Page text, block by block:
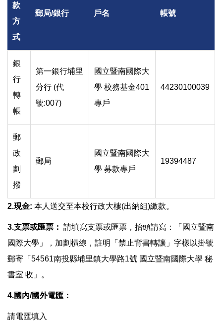
款
方
式
郵局/銀行 戶名 帳號
銀
行
轉
帳
第一銀行埔里
分行 (代
號:007)
國立暨南國際大
學 校務基金401
專戶
44230100039
郵
政
劃
撥
郵局
國立暨南國際大
學 募款專戶
19394487
2.現金: 本人送交至本校行政大樓(出納組)繳款。
3.支票或匯票： 請填寫支票或匯票，抬頭請寫：「國立暨南
國際大學」，加劃橫線，註明「禁止背書轉讓」字樣以掛號
郵寄「54561南投縣埔里鎮大學路1號 國立暨南國際大學 秘
書室 收」。
4.國內/國外電匯：
請電匯填入